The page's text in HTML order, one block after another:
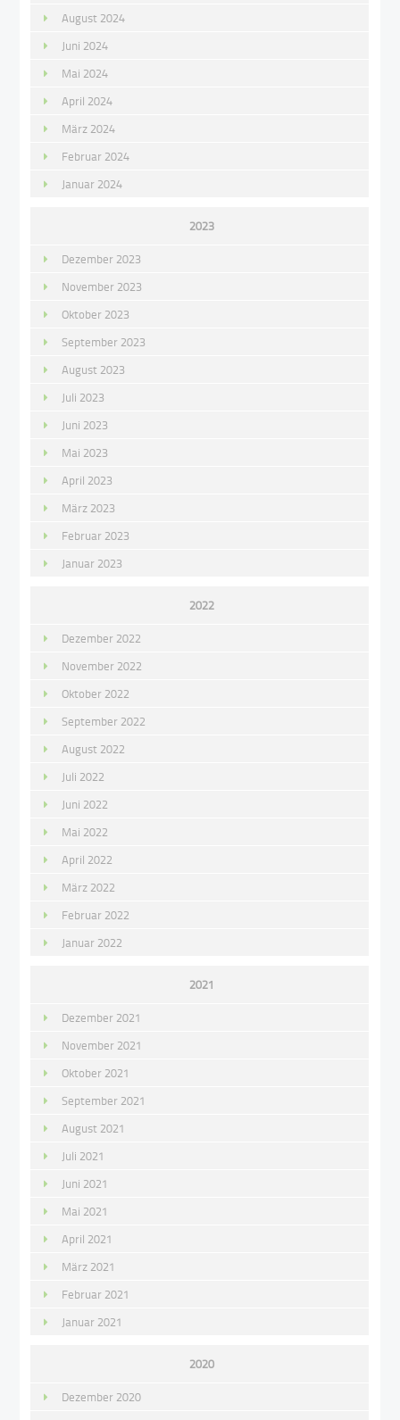
August 2024
Juni 2024
Mai 2024
April 2024
März 2024
Februar 2024
Januar 2024
2023
Dezember 2023
November 2023
Oktober 2023
September 2023
August 2023
Juli 2023
Juni 2023
Mai 2023
April 2023
März 2023
Februar 2023
Januar 2023
2022
Dezember 2022
November 2022
Oktober 2022
September 2022
August 2022
Juli 2022
Juni 2022
Mai 2022
April 2022
März 2022
Februar 2022
Januar 2022
2021
Dezember 2021
November 2021
Oktober 2021
September 2021
August 2021
Juli 2021
Juni 2021
Mai 2021
April 2021
März 2021
Februar 2021
Januar 2021
2020
Dezember 2020